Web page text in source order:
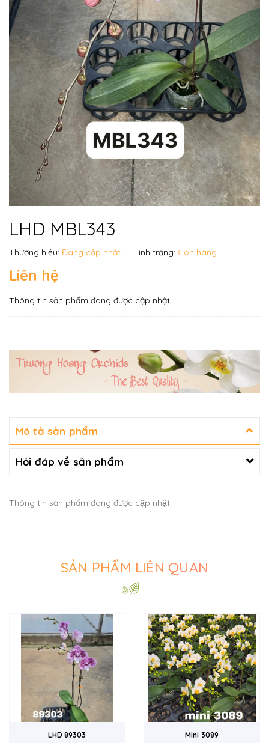
LHD MBL343
Thương hiệu: Đang cập nhật | Tình trạng: Còn hàng
Liên hệ
Thông tin sản phẩm đang được cập nhật.
Mô tả sản phẩm
Hỏi đáp về sản phẩm
Thông tin sản phẩm đang được cập nhật
SẢN PHẨM LIÊN QUAN
Mini 3089 Mini 1825